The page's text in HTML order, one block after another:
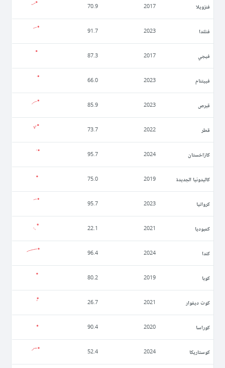
فنزويلا 2017
70.9
فنلندا 2023
91.7
فيجي 2017
87.3
فييتنام 2023
66.0
قبرص 2023
85.9
قطر 2022
73.7
كازاخستان 2024
95.7
كاليدونيا الجديدة 2019
75.0
كرواتيا 2023
95.7
كمبوديا 2021
22.1
كندا 2024
96.4
كوبا 2019
80.2
كوت ديفوار 2021
26.7
كوراسا 2020
90.4
كوستاريكا 2024
52.4